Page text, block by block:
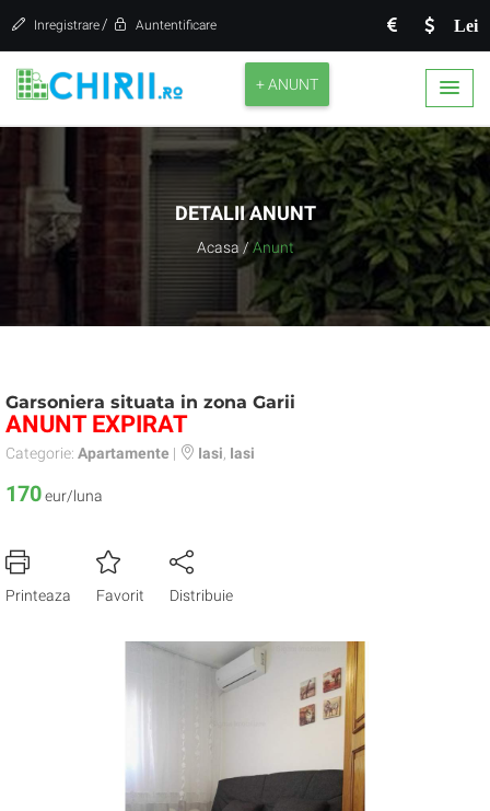
Lei
Inregistrare / Auntentificare
+ ANUNT
DETALII ANUNT
Acasa / Anunt
Garsoniera situata in zona Garii
ANUNT EXPIRAT
Categorie: Apartamente | Iasi Iasi
170eur/luna
Printeaza Favorit Distribuie